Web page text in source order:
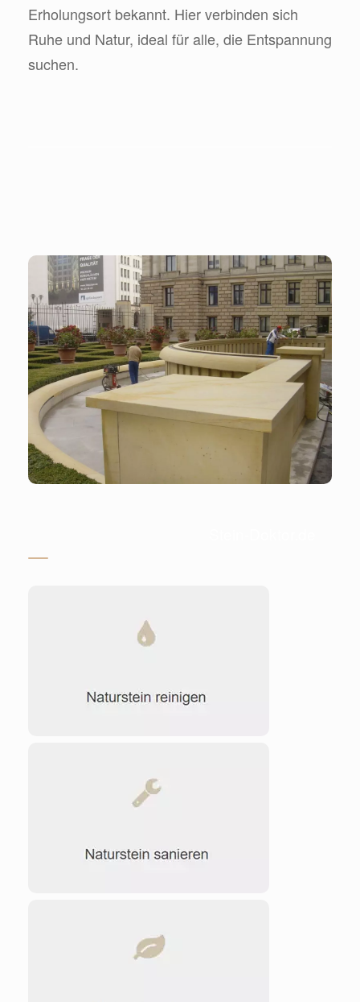
Erholungsort bekannt. Hier verbinden sich
Ruhe und Natur, ideal für alle, die Entspannung
suchen.